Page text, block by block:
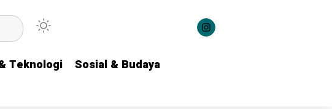
Teknologi
Sosial & Budaya
Teknologi
Sosial & Budaya